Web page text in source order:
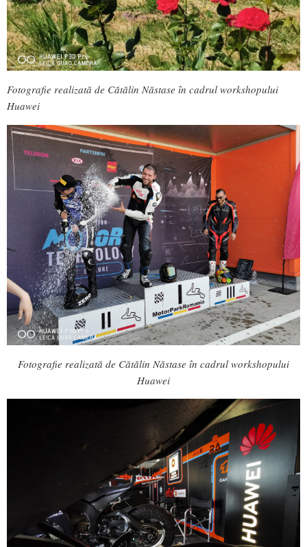
Fotografie realizată de Cătălin Năstase în cadrul workshopului
Huawei
Fotografie realizată de Cătălin Năstase în cadrul workshopului
Huawei